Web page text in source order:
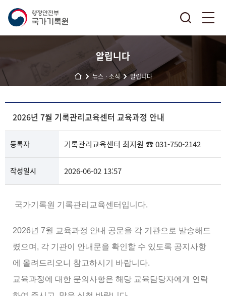
알립니다
뉴스ㆍ소식 알립니다
2026년 7월 기록관리교육센터 교육과정 안내
등록자 기록관리교육센터 최지원 ☎ 031-750-2142
작성일시 2026-06-02 13:57
국가기록원 기록관리교육센터입니다.
2026년 7월 교육과정 안내 공문을 각 기관으로 발송해드
렸으며, 각 기관이 안내문을 확인할 수 있도록 공지사항
에 올려드리오니 참고하시기 바랍니다.
교육과정에 대한 문의사항은 해당 교육담당자에게 연락